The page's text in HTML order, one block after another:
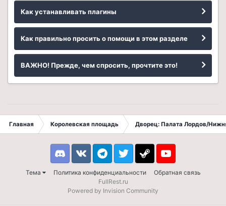
Как устанавливать плагины
Как правильно просить о помощи в этом разделе
ВАЖНО! Прежде, чем спросить, прочтите это!
Главная Королевская площадь Дворец: Палата Лордов/
Тема Политика конфиденциальности Обратная связь
DiscordVK TelegramTwitter Steam Youtube
FullRest.ru
Powered by Invision Community